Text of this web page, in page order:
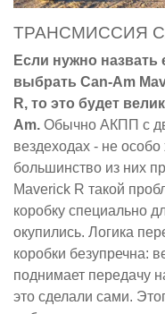
ТРАНСМИССИЯ
Если нужно
выбрать Can-Am
R, то это будет
Am. Обычно АКПП с
вездеходах - не
большинство из них
Maverick R такой
коробку специально
окупились. Логика
коробки безупречна:
поднимает передачу
это сделали сами.